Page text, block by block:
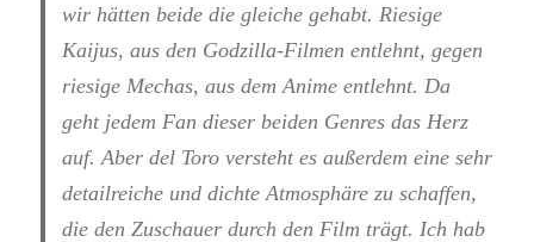
wir hätten beide die gleiche gehabt. Riesige
Kaijus, aus den Godzilla-Filmen entlehnt, gegen
riesige Mechas, aus dem Anime entlehnt. Da
geht jedem Fan dieser beiden Genres das Herz
auf. Aber del Toro versteht es außerdem eine sehr
detailreiche und dichte Atmosphäre zu schaffen,
die den Zuschauer durch den Film trägt. Ich hab